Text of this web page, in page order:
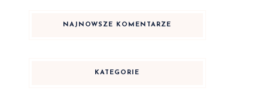
NAJNOWSZE KOMENTARZE
KATEGORIE